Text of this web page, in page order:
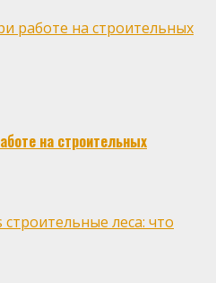
работе на строительных
на строительных
леса: что